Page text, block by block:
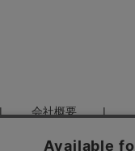
会社概要